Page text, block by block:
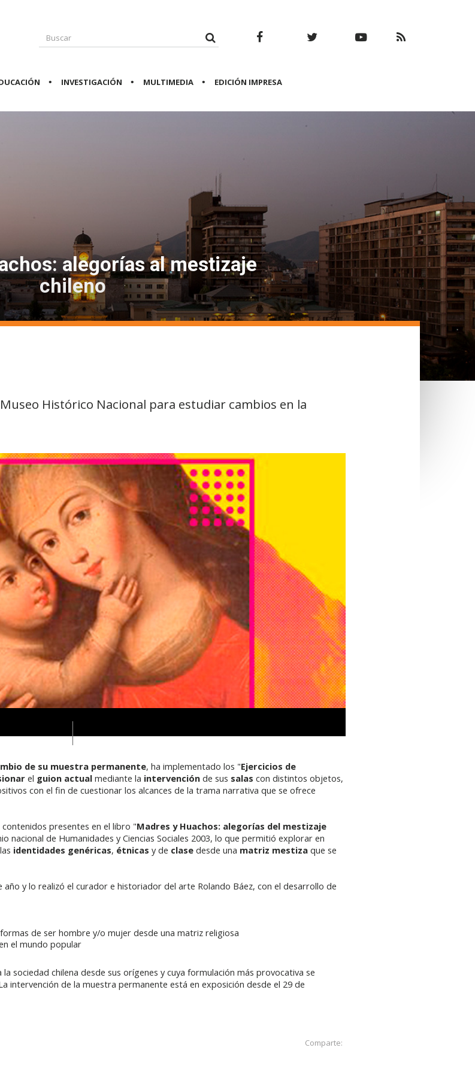
INVESTIGACIÓN MULTIMEDIA EDICIÓN IMPRESA
alegorías al mestizaje
chileno
Histórico Nacional para estudiar cambios en la
de su muestra permanente, ha implementado los "Ejercicios de
el guion actual mediante la intervención de sus salas con distintos objetos,
con el fin de cuestionar los alcances de la trama narrativa que se ofrece
presentes en el libro "Madres y Huachos: alegorías del mestizaje
nacional de Humanidades y Ciencias Sociales 2003, lo que permitió explorar en
identidades genéricas, étnicas y de clase desde una matriz mestiza que se
año y lo realizó el curador e historiador del arte Rolando Báez, con el desarrollo de
de ser hombre y/o mujer desde una matriz religiosa
el mundo popular
sociedad chilena desde sus orígenes y cuya formulación más provocativa se
intervención de la muestra permanente está en exposición desde el 29 de
Comparte: